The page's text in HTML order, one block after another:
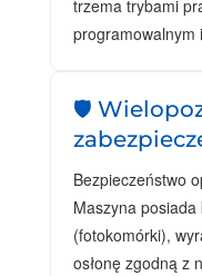
trzema trybami
programowalnym
🛡️
Bezpieczeństwo
Maszyna
(fotokomórki),
osłonę zgodną z